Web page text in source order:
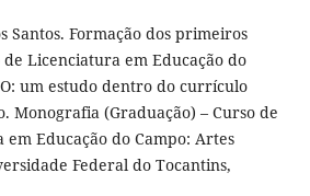
Santos. Formação dos primeiros
Licenciatura em Educação do
um estudo dentro do currículo
Monografia (Graduação) – Curso de
Educação do Campo: Artes
Federal do Tocantins,